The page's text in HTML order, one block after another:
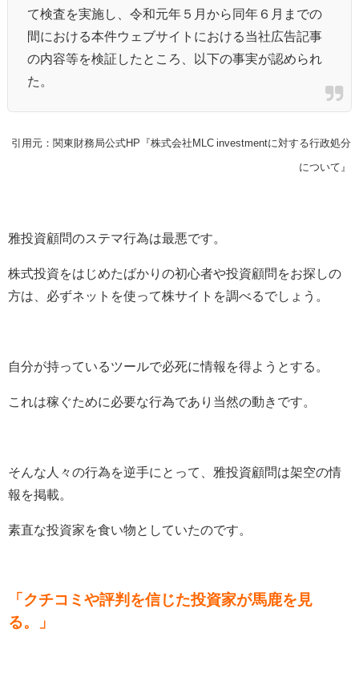
て検査を実施し、令和元年５月から同年６月までの
間における本件ウェブサイトにおける当社広告記事
の内容等を検証したところ、以下の事実が認められ
た。
引用元：関東財務局公式HP 『株式会社MLC investmentに対する行政処分
について』
雅投資顧問のステマ行為は最悪です。
株式投資をはじめたばかりの初心者や投資顧問をお探しの
方は、必ずネットを使って株サイトを調べるでしょう。
自分が持っているツールで必死に情報を得ようとする。
これは稼ぐために必要な行為であり当然の動きです。
そんな人々の行為を逆手にとって、雅投資顧問は架空の情
報を掲載。
素直な投資家を食い物としていたのです。
「クチコミや評判を信じた投資家が馬鹿を見
る。」